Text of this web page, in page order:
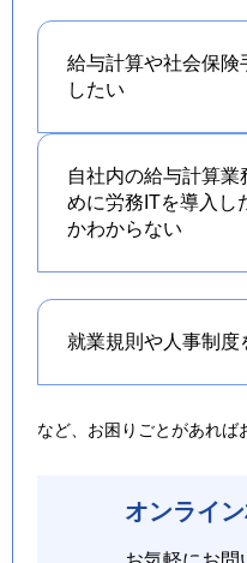
給与計算や社会保険
したい
自社内の給与計算
めに労務ITを導入し
かわからない
就業規則や人事制度
など、お困りごとがあれば
オンライ